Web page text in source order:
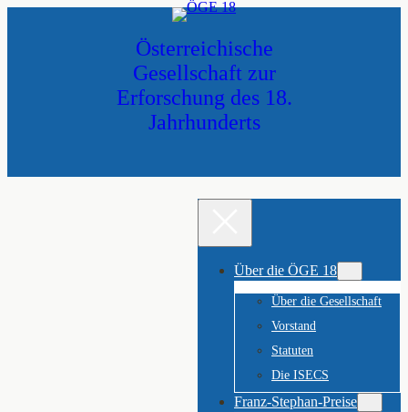
Österreichische
Gesellschaft zur
Erforschung des 18.
Jahrhunderts
Über die ÖGE 18
Über die Gesellschaft
Vorstand
Statuten
Die ISECS
Franz-Stephan-Preise